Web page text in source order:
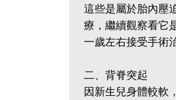
這些是屬於胎內壓
療，繼續觀察看它
一歲左右接受手術
二、背脊突起
因新生兒身體較軟